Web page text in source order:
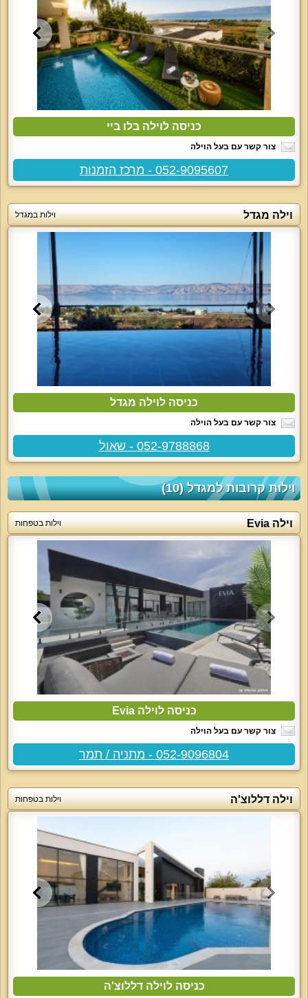
כניסה לוילה בלו ביי
צור קשר עם בעל הוילה
052-9095607 - מרכז הזמנות
וילה מגדל וילות במגדל
כניסה לוילה מגדל
צור קשר עם בעל הוילה
052-9788868 - שאול
וילות קרובות למגדל (10)
וילה Evia וילות בטפחות
כניסה לוילה Evia
צור קשר עם בעל הוילה
052-9096804 - מתניה / תמר
וילה דללוצ'ה וילות בטפחות
כניסה לוילה דללוצ'ה